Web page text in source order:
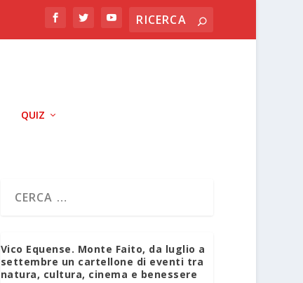
QUIZ
Vico Equense. Monte Faito, da luglio a
settembre un cartellone di eventi tra
natura, cultura, cinema e benessere